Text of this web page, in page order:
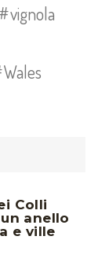
vignola
Wales
Colli
anello
e ville